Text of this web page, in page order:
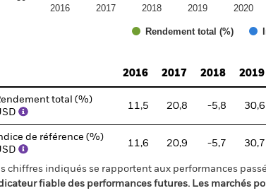
Rendement total (%)
2016 2017 2018 2019 2020
2016
2017 2018 2019
total (%)
11,5 20,8 -5,8 30,6
de référence (%)
11,6 20,9 -5,7 30,7
chiffres indiqués se rapportent aux performances
fiable des performances futures. Les marchés